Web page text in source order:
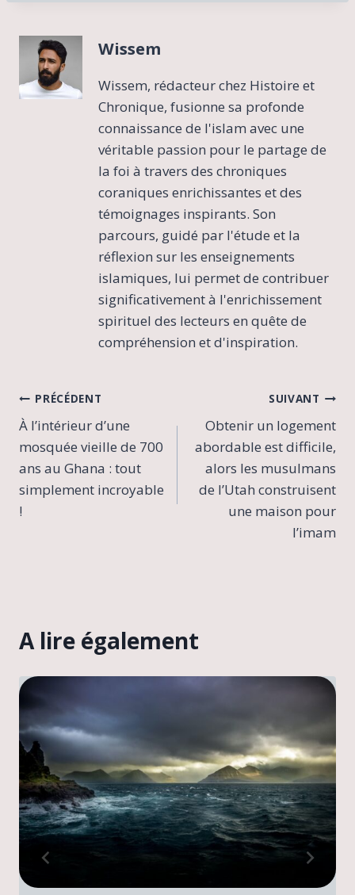
Wissem
Wissem, rédacteur chez Histoire et
Chronique, fusionne sa profonde
connaissance de l'islam avec une
véritable passion pour le partage de
la foi à travers des chroniques
coraniques enrichissantes et des
témoignages inspirants. Son
parcours, guidé par l'étude et la
réflexion sur les enseignements
islamiques, lui permet de contribuer
significativement à l'enrichissement
spirituel des lecteurs en quête de
compréhension et d'inspiration.
Navigation
de
l’article
PRÉCÉDENT
À l’intérieur d’une
mosquée vieille de 700
ans au Ghana : tout
simplement incroyable
!
SUIVANT
Obtenir un logement
abordable est difficile,
alors les musulmans
de l’Utah construisent
une maison pour
l’imam
A lire également